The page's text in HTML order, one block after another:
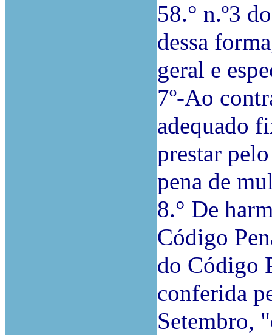
58.° n.º3
dessa
geral e
7º-Ao
adequado
prestar
pena de
8.° De
Código
do Código
conferida
Setembro,